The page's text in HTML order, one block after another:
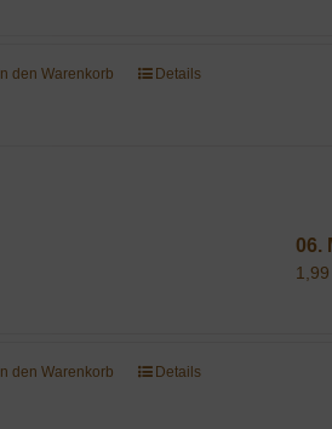
In den Warenkorb Details
06.
1,99
In den Warenkorb Details